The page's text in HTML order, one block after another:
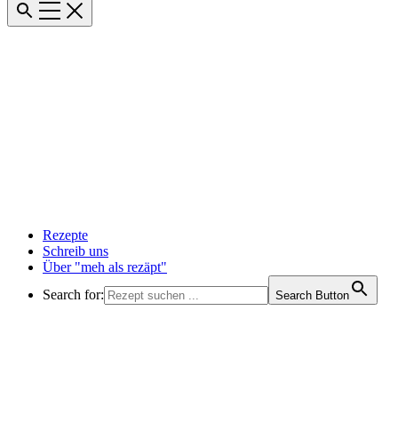
Rezepte
Schreib uns
Über "meh als rezäpt"
Search for:
Search Button